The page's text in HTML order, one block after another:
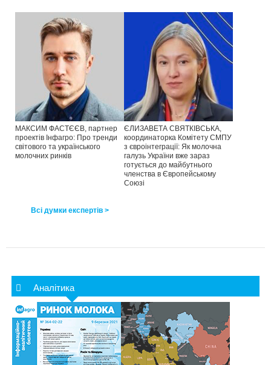
МАКСИМ ФАСТЄЄВ, партнер
проектів Інфагро: Про тренди
світового та українського
молочних ринків
ЄЛИЗАВЕТА СВЯТКІВСЬКА,
координаторка Комітету СМПУ
з євроінтеграції: Як молочна
галузь України вже зараз
готується до майбутнього
членства в Європейському
Союзі
Всі думки експертів >
Аналітика